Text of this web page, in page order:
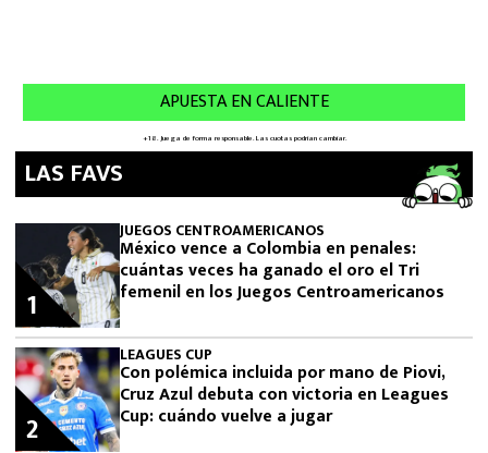
LAS FAVS
JUEGOS CENTROAMERICANOS
México vence a Colombia en penales:
cuántas veces ha ganado el oro el Tri
femenil en los Juegos Centroamericanos
1
LEAGUES CUP
Con polémica incluida por mano de Piovi,
Cruz Azul debuta con victoria en Leagues
Cup: cuándo vuelve a jugar
2